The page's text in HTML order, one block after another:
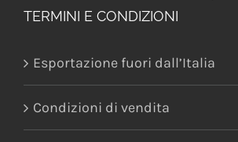
TERMINI E CONDIZIONI
Esportazione fuori dall’Italia
Condizioni di vendita